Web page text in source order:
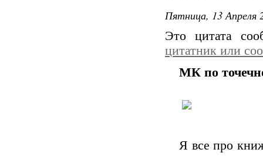
Пятница, 13 Апреля
Это цитата
цитатник или
МК по
Я все про